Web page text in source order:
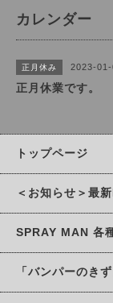
カレンダー
正月休み 2023-
正月休業です。
トップページ
＜お知らせ＞最
SPRAY MAN 各
「バンパーのき